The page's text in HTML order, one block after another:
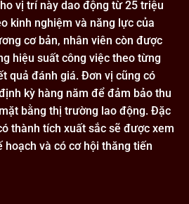
vị trí này dao động từ 25 triệu
kinh nghiệm và năng lực của
cơ bản, nhân viên còn được
hiệu suất công việc theo từng
quả đánh giá. Đơn vị cũng có
kỳ hàng năm để đảm bảo thu
bằng thị trường lao động. Đặc
thành tích xuất sắc sẽ được xem
và có cơ hội thăng tiến